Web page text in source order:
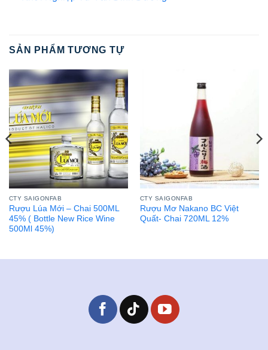
SẢN PHẨM TƯƠNG TỰ
CTY SAIGONFAB
Rượu Lúa Mới – Chai 500ML
45% ( Bottle New Rice Wine
500Ml 45%)
CTY SAIGONFAB
Rượu Mơ Nakano BC Việt
Quất- Chai 720ML 12%